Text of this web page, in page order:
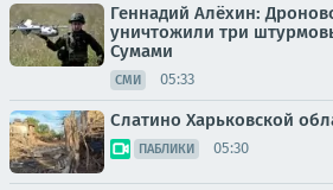
Геннадий Алёхин:
уничтожили три
Сумами
СМИ 05:33
Слатино Харьковской
ПАБЛИКИ 05:30